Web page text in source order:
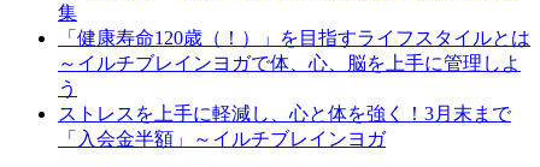
集
「健康寿命120歳（！）」を目指すライフスタイルとは
～イルチブレインヨガで体、心、脳を上手に管理しよ
う
ストレスを上手に軽減し、心と体を強く！3月末まで
「入会金半額」～イルチブレインヨガ